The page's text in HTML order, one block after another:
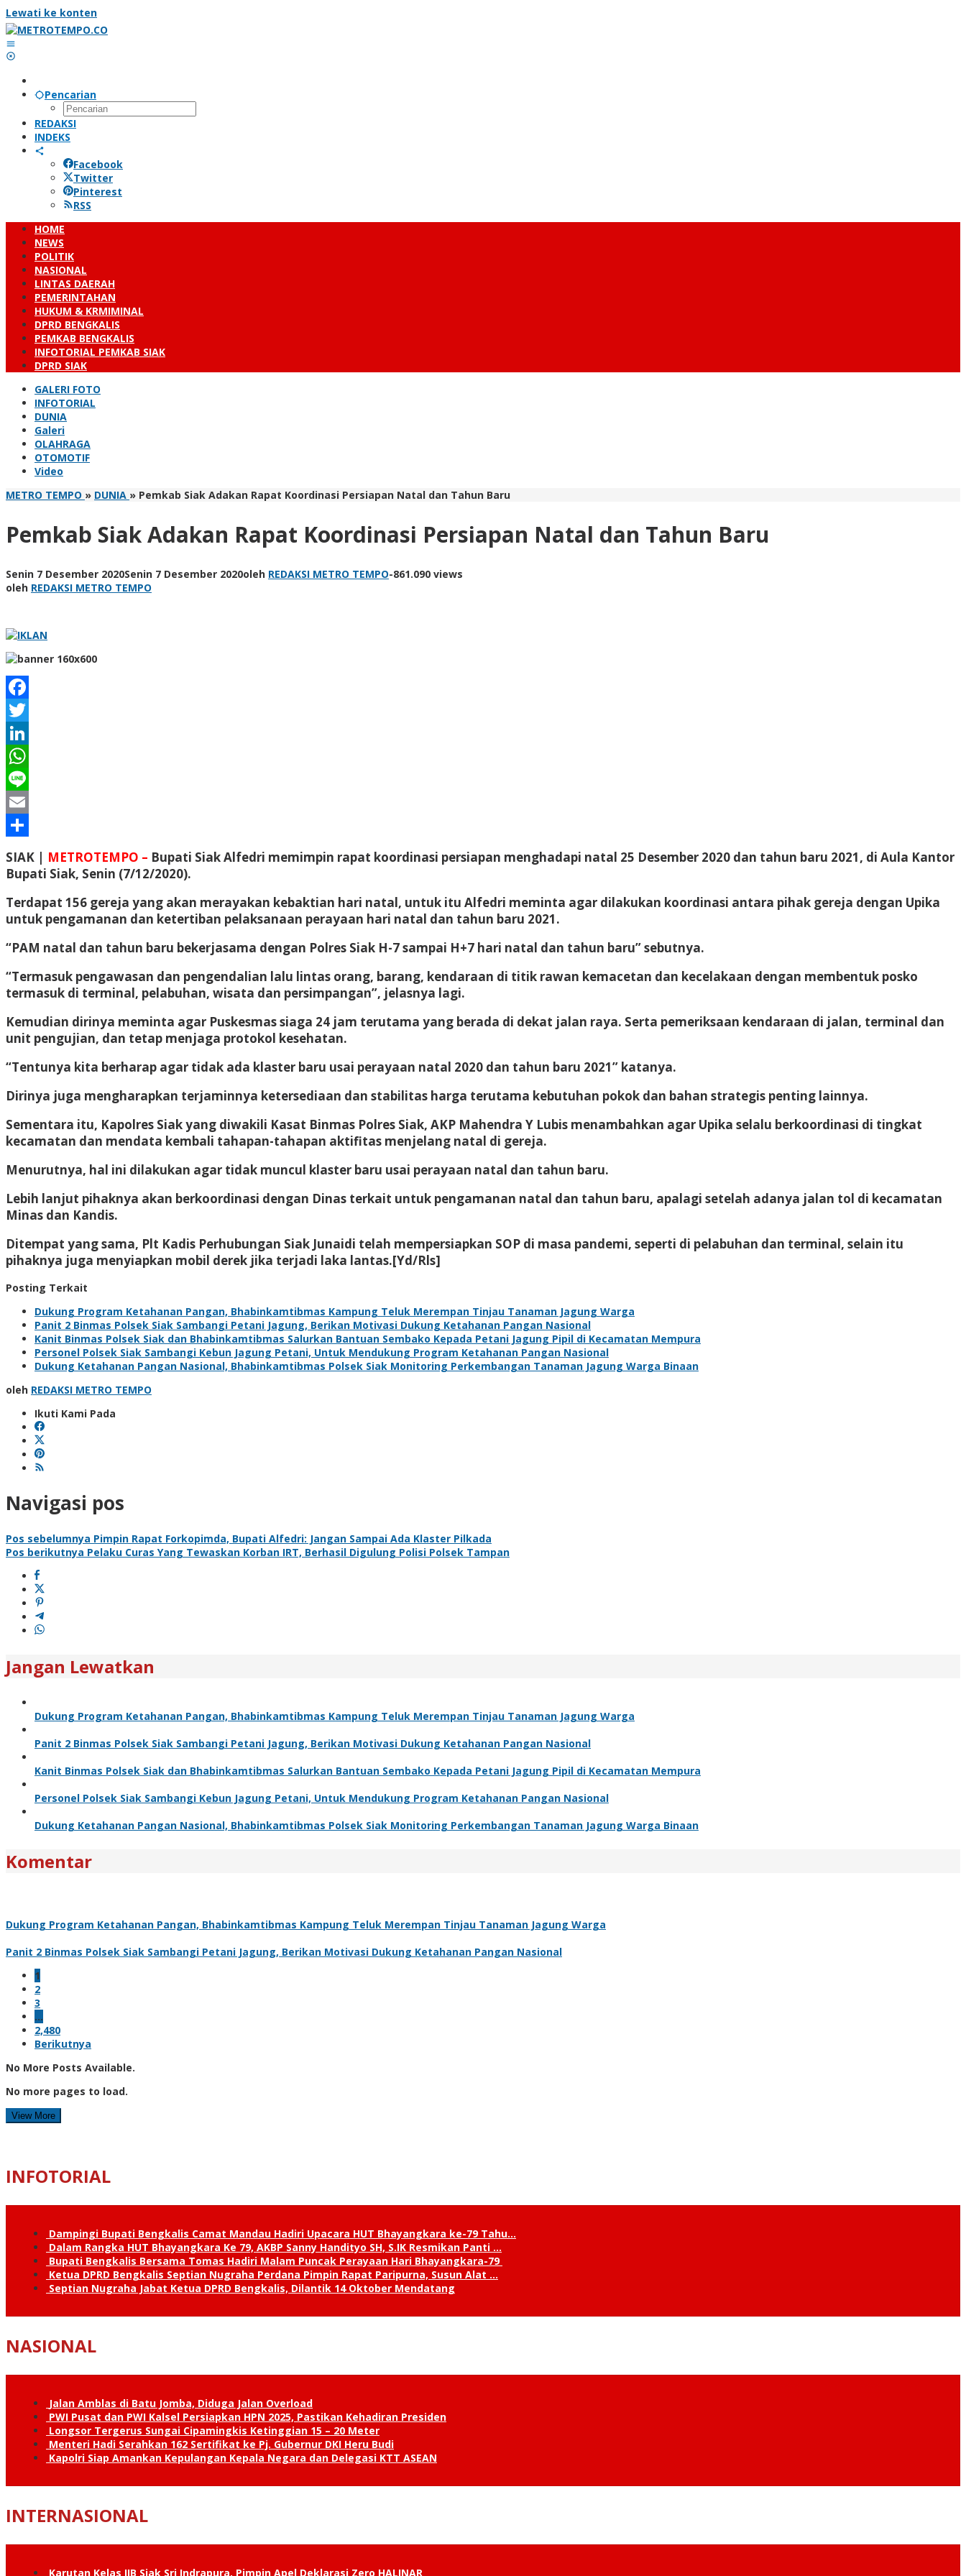
Lewati ke konten
Pencarian
REDAKSI
INDEKS
Facebook
Twitter
Pinterest
RSS
HOME
NEWS
POLITIK
NASIONAL
LINTAS DAERAH
PEMERINTAHAN
HUKUM & KRMIMINAL
DPRD BENGKALIS
PEMKAB BENGKALIS
INFOTORIAL PEMKAB SIAK
DPRD SIAK
GALERI FOTO
INFOTORIAL
DUNIA
Galeri
OLAHRAGA
OTOMOTIF
Video
METRO TEMPO » DUNIA » Pemkab Siak Adakan Rapat Koordinasi Persiapan Natal dan Tahun Baru
Pemkab Siak Adakan Rapat Koordinasi Persiapan Natal dan Tahun Baru
Senin 7 Desember 2020Senin 7 Desember 2020oleh REDAKSI METRO TEMPO-861.090 views
oleh REDAKSI METRO TEMPO
Facebook
Twitter
LinkedIn
WhatsApp
Line
Email
Share
SIAK | METROTEMPO – Bupati Siak Alfedri memimpin rapat koordinasi persiapan menghadapi natal 25 Desember 2020 dan tahun baru 2021, di Aula Kantor
Bupati Siak, Senin (7/12/2020).
Terdapat 156 gereja yang akan merayakan kebaktian hari natal, untuk itu Alfedri meminta agar dilakukan koordinasi antara pihak gereja dengan Upika
untuk pengamanan dan ketertiban pelaksanaan perayaan hari natal dan tahun baru 2021.
“PAM natal dan tahun baru bekerjasama dengan Polres Siak H-7 sampai H+7 hari natal dan tahun baru” sebutnya.
“Termasuk pengawasan dan pengendalian lalu lintas orang, barang, kendaraan di titik rawan kemacetan dan kecelakaan dengan membentuk posko
termasuk di terminal, pelabuhan, wisata dan persimpangan”, jelasnya lagi.
Kemudian dirinya meminta agar Puskesmas siaga 24 jam terutama yang berada di dekat jalan raya. Serta pemeriksaan kendaraan di jalan, terminal dan
unit pengujian, dan tetap menjaga protokol kesehatan.
“Tentunya kita berharap agar tidak ada klaster baru usai perayaan natal 2020 dan tahun baru 2021” katanya.
Dirinya juga mengharapkan terjaminnya ketersediaan dan stabilitas harga terutama kebutuhan pokok dan bahan strategis penting lainnya.
Sementara itu, Kapolres Siak yang diwakili Kasat Binmas Polres Siak, AKP Mahendra Y Lubis menambahkan agar Upika selalu berkoordinasi di tingkat
kecamatan dan mendata kembali tahapan-tahapan aktifitas menjelang natal di gereja.
Menurutnya, hal ini dilakukan agar tidak muncul klaster baru usai perayaan natal dan tahun baru.
Lebih lanjut pihaknya akan berkoordinasi dengan Dinas terkait untuk pengamanan natal dan tahun baru, apalagi setelah adanya jalan tol di kecamatan
Minas dan Kandis.
Ditempat yang sama, Plt Kadis Perhubungan Siak Junaidi telah mempersiapkan SOP di masa pandemi, seperti di pelabuhan dan terminal, selain itu
pihaknya juga menyiapkan mobil derek jika terjadi laka lantas.[Yd/Rls]
Posting Terkait
Dukung Program Ketahanan Pangan, Bhabinkamtibmas Kampung Teluk Merempan Tinjau Tanaman Jagung Warga
Panit 2 Binmas Polsek Siak Sambangi Petani Jagung, Berikan Motivasi Dukung Ketahanan Pangan Nasional
Kanit Binmas Polsek Siak dan Bhabinkamtibmas Salurkan Bantuan Sembako Kepada Petani Jagung Pipil di Kecamatan Mempura
Personel Polsek Siak Sambangi Kebun Jagung Petani, Untuk Mendukung Program Ketahanan Pangan Nasional
Dukung Ketahanan Pangan Nasional, Bhabinkamtibmas Polsek Siak Monitoring Perkembangan Tanaman Jagung Warga Binaan
oleh REDAKSI METRO TEMPO
Ikuti Kami Pada
Navigasi pos
Pos sebelumnya Pimpin Rapat Forkopimda, Bupati Alfedri: Jangan Sampai Ada Klaster Pilkada
Pos berikutnya Pelaku Curas Yang Tewaskan Korban IRT, Berhasil Digulung Polisi Polsek Tampan
Jangan Lewatkan
Dukung Program Ketahanan Pangan, Bhabinkamtibmas Kampung Teluk Merempan Tinjau Tanaman Jagung Warga
Panit 2 Binmas Polsek Siak Sambangi Petani Jagung, Berikan Motivasi Dukung Ketahanan Pangan Nasional
Kanit Binmas Polsek Siak dan Bhabinkamtibmas Salurkan Bantuan Sembako Kepada Petani Jagung Pipil di Kecamatan Mempura
Personel Polsek Siak Sambangi Kebun Jagung Petani, Untuk Mendukung Program Ketahanan Pangan Nasional
Dukung Ketahanan Pangan Nasional, Bhabinkamtibmas Polsek Siak Monitoring Perkembangan Tanaman Jagung Warga Binaan
Komentar
Dukung Program Ketahanan Pangan, Bhabinkamtibmas Kampung Teluk Merempan Tinjau Tanaman Jagung Warga
Panit 2 Binmas Polsek Siak Sambangi Petani Jagung, Berikan Motivasi Dukung Ketahanan Pangan Nasional
1
2
3
…
2,480
Berikutnya
No More Posts Available.
No more pages to load.
View More
INFOTORIAL
Dampingi Bupati Bengkalis Camat Mandau Hadiri Upacara HUT Bhayangkara ke-79 Tahu…
Dalam Rangka HUT Bhayangkara Ke 79, AKBP Sanny Handityo SH, S.IK Resmikan Panti …
Bupati Bengkalis Bersama Tomas Hadiri Malam Puncak Perayaan Hari Bhayangkara-79
Ketua DPRD Bengkalis Septian Nugraha Perdana Pimpin Rapat Paripurna, Susun Alat …
Septian Nugraha Jabat Ketua DPRD Bengkalis, Dilantik 14 Oktober Mendatang
NASIONAL
Jalan Amblas di Batu Jomba, Diduga Jalan Overload
PWI Pusat dan PWI Kalsel Persiapkan HPN 2025, Pastikan Kehadiran Presiden
Longsor Tergerus Sungai Cipamingkis Ketinggian 15 – 20 Meter
Menteri Hadi Serahkan 162 Sertifikat ke Pj. Gubernur DKI Heru Budi
Kapolri Siap Amankan Kepulangan Kepala Negara dan Delegasi KTT ASEAN
INTERNASIONAL
Karutan Kelas IIB Siak Sri Indrapura, Pimpin Apel Deklarasi Zero HALINAR